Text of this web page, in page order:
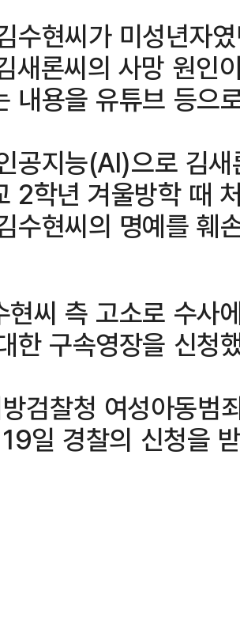
수현씨가 미성년자
새론씨의 사망 원인
내용을 유튜브 등으
공지능(AI)으로 김
2학년 겨울방학 때
수현씨의 명예를 훼
현씨 측 고소로 수사
한 구속영장을 신청
검찰청 여성아동범
일 경찰의 신청을